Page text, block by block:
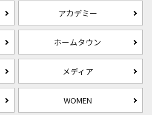
アカデミー
ホームタウン
メディア
WOMEN